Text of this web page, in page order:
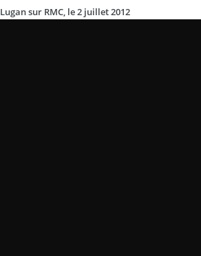
sur RMC, le 2 juillet 2012